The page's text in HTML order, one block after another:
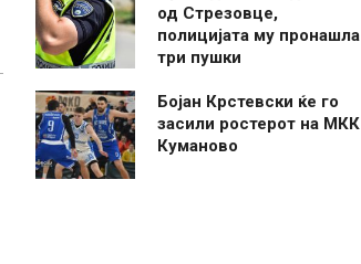
од Стрезовце,
полицијата му пронашла
три пушки
Бојан Крстевски ќе го
засили ростерот на МКК
Куманово